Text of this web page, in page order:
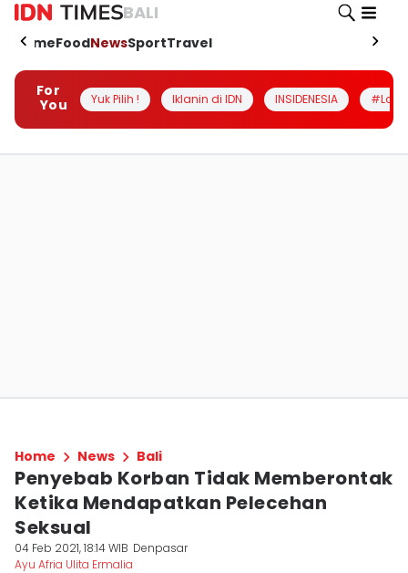
BALI
HomeFoodNewsSportTravel
For
You
Yuk Pilih ! Iklanin di IDN INSIDENESIA
Home News Bali
Penyebab Korban Tidak Memberontak
Ketika Mendapatkan Pelecehan
Seksual
04 Feb 2021, 18:14 WIB Denpasar
Ayu Afria Ulita Ermalia